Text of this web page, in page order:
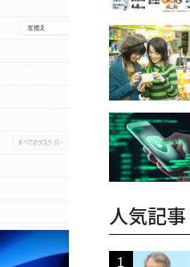
人気記事